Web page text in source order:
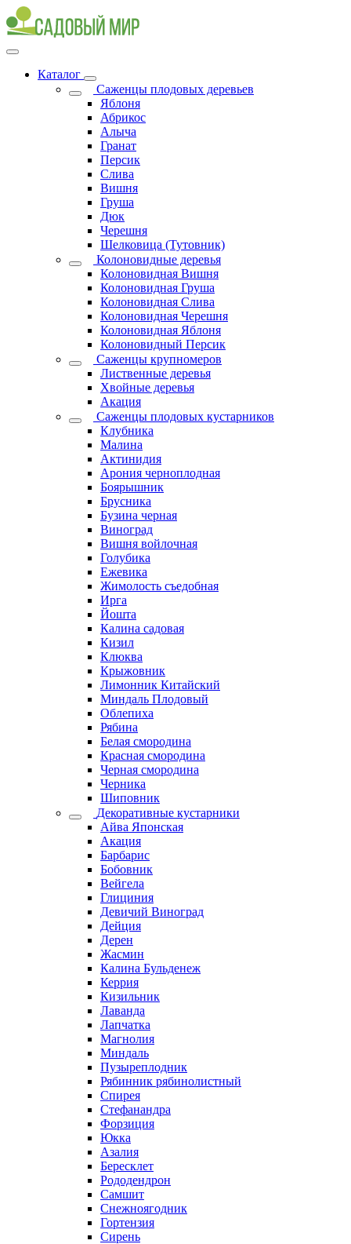
Каталог
Саженцы плодовых деревьев
Яблоня
Абрикос
Алыча
Гранат
Персик
Слива
Вишня
Груша
Дюк
Черешня
Шелковица (Тутовник)
Колоновидные деревья
Колоновидная Вишня
Колоновидная Груша
Колоновидная Слива
Колоновидная Черешня
Колоновидная Яблоня
Колоновидный Персик
Саженцы крупномеров
Лиственные деревья
Хвойные деревья
Акация
Саженцы плодовых кустарников
Клубника
Малина
Актинидия
Арония черноплодная
Боярышник
Брусника
Бузина черная
Виноград
Вишня войлочная
Голубика
Ежевика
Жимолость съедобная
Ирга
Йошта
Калина садовая
Кизил
Клюква
Крыжовник
Лимонник Китайский
Миндаль Плодовый
Облепиха
Рябина
Белая смородина
Красная смородина
Черная смородина
Черника
Шиповник
Декоративные кустарники
Айва Японская
Акация
Барбарис
Бобовник
Вейгела
Глициния
Девичий Виноград
Дейция
Дерен
Жасмин
Калина Бульденеж
Керрия
Кизильник
Лаванда
Лапчатка
Магнолия
Миндаль
Пузыреплодник
Рябинник рябинолистный
Спирея
Стефанандра
Форзиция
Юкка
Азалия
Бересклет
Рододендрон
Самшит
Снежноягодник
Гортензия
Сирень